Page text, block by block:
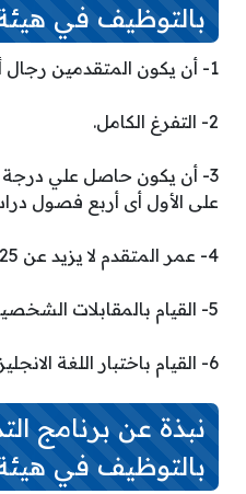
بالتوظيف في
1- أن يكون المتقدمين رجال أو نساء سعودي الجنسية.
2- التفرغ الكامل.
3- أن يكون حاصل علي درجة
على الأول أى أربع فصول
4- عمر المتقدم لا يزيد عن 25 سنة.
5- القيام بالمقابلات الشخصية واجتيازها.
6- القيام باختبار اللغة الانجليزية واجتيازه أيضًا.
نبذة عن برنامج
بالتوظيف في